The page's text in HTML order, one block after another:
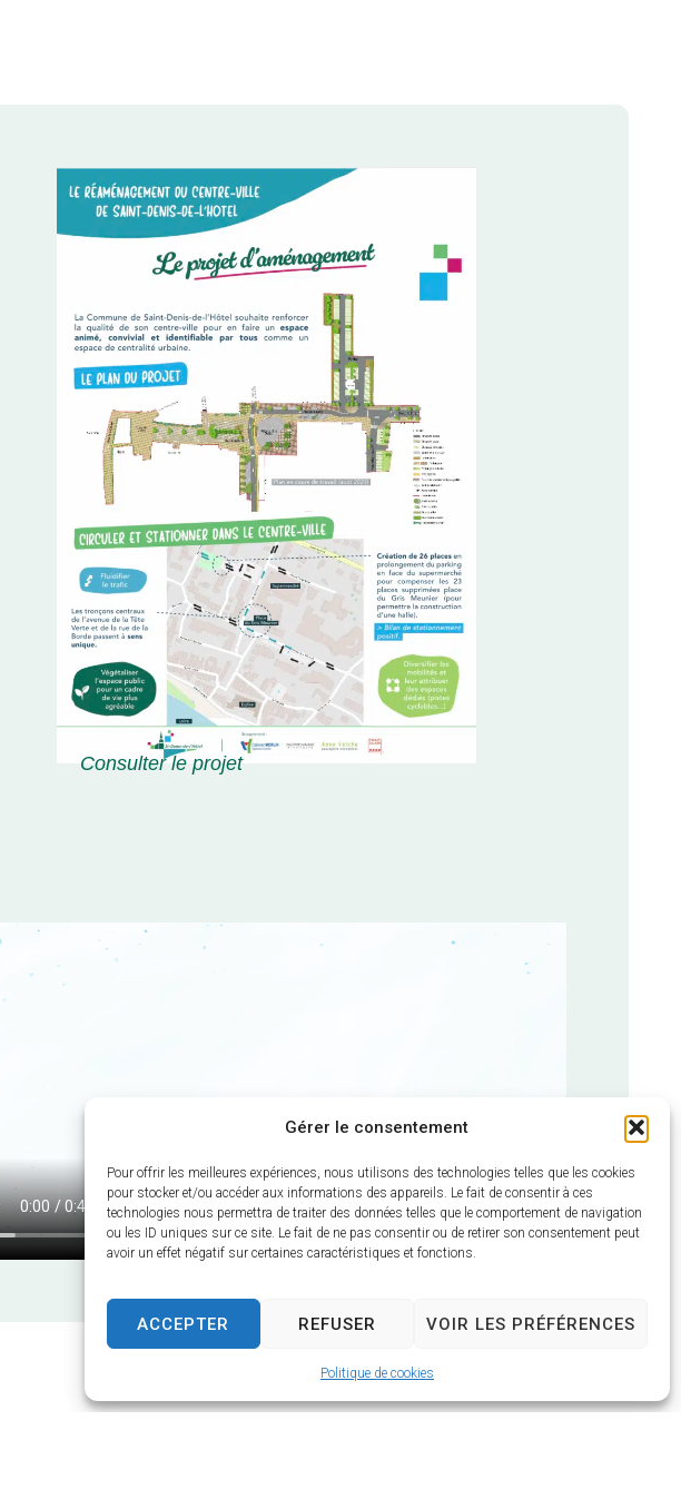
Gérer le consentement
Pour offrir les meilleures expériences, nous utilisons des technologies telles que les cookies
pour stocker et/ou accéder aux informations des appareils. Le fait de consentir à ces
technologies nous permettra de traiter des données telles que le comportement de navigation
ou les ID uniques sur ce site. Le fait de ne pas consentir ou de retirer son consentement peut
avoir un effet négatif sur certaines caractéristiques et fonctions.
ACCEPTER REFUSER VOIR LES PRÉFÉRENCES
Politique de cookies
Consulter le projet